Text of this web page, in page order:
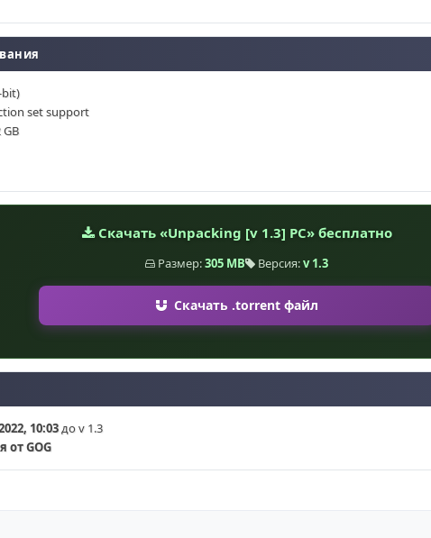
bit)
set support
Скачать «Unpacking [v 1.3] PC» бесплатно
Размер:305 MB Версия:v 1.3
Скачать .torrent файл
10:03до v 1.3
от GOG